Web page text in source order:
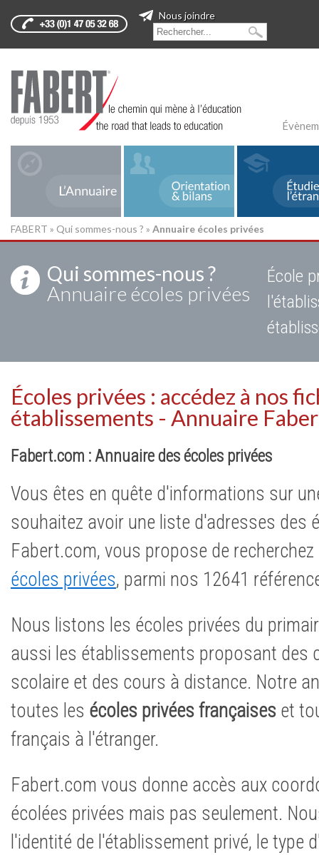
Nous joindre
FABERT » Qui sommes-nous ? » Annuaire écoles privées
Qui sommes-nous ?
Annuaire écoles privées
École
Écoles privées : accédez à nos
établissements - Annuaire
Fabert.com : Annuaire des écoles privées
Vous êtes en quête d'informations sur
souhaitez avoir une liste d'adresses des
Fabert.com, vous propose de
écoles privées, parmi nos 12641
Nous listons les écoles privées du
aussi les établissements proposant des
scolaire et des cours à distance. Notre
toutes les écoles privées françaises et
français à l'étranger.
Fabert.com vous donne accès aux
écolées privées mais pas seulement.
l'identité de l'établissement privé, le type